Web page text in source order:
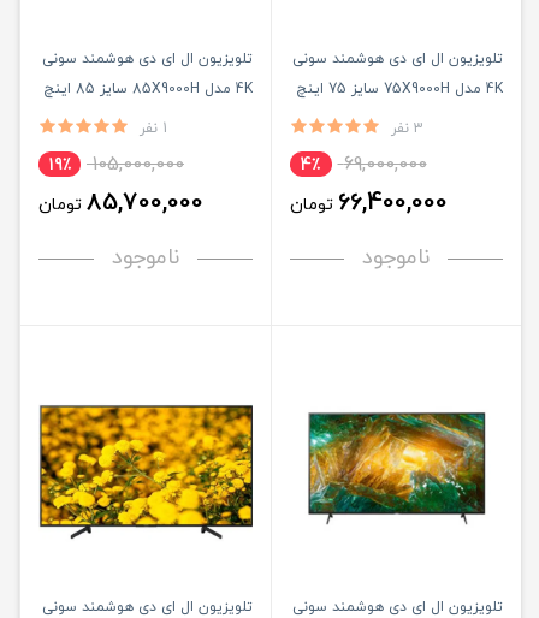
تلویزیون ال ای دی هوشمند سونی
4K مدل 75X9000H سایز 75 اینچ
3 نفر
69,000,000 4٪
66,400,000 تومان
ناموجود
تلویزیون ال ای دی هوشمند سونی
4K مدل 85X9000H سایز 85 اینچ
1 نفر
105,000,000 19٪
85,700,000 تومان
ناموجود
تلویزیون ال ای دی هوشمند سونی
تلویزیون ال ای دی هوشمند سونی